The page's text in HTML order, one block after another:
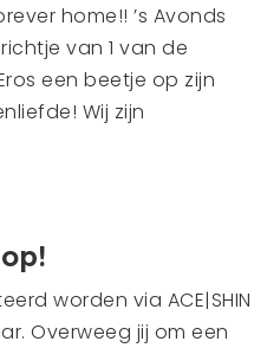
home!! ’s Avonds
van 1 van de
een beetje op zijn
Wij zijn
worden via ACE|SHIN
Overweeg jij om een